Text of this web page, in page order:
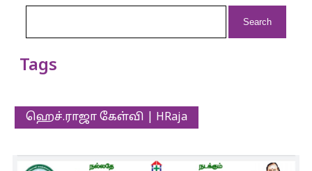
Tags
ஹெச்.ராஜா கேள்வி | HRaja